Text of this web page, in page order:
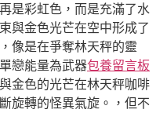
是彩虹色，而是充滿了水
與金色光芒在空中形成了
像是在爭奪林天秤的靈
戀能量為武器包養留言板
金色的光芒在林天秤咖啡
旋轉的怪異氣旋。，但不